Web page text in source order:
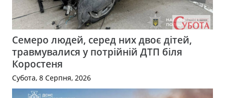
Семеро людей, серед них двоє дітей,
травмувалися у потрійній ДТП біля
Коростеня
Субота, 8 Серпня, 2026